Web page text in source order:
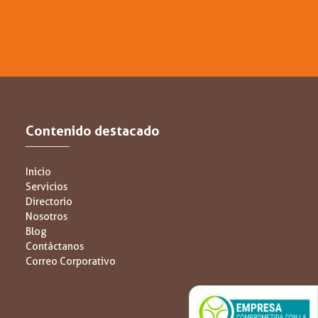
Contenido destacado
Inicio
Servicios
Directorio
Nosotros
Blog
Contáctanos
Correo Corporativo